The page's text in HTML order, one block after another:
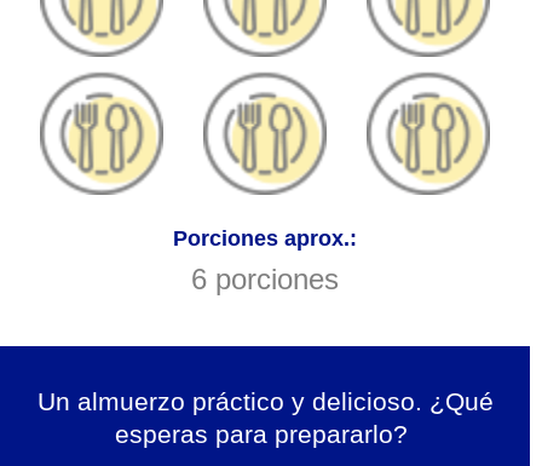
Porciones aprox.:
6 porciones
Un almuerzo práctico y delicioso. ¿Qué
esperas para prepararlo?